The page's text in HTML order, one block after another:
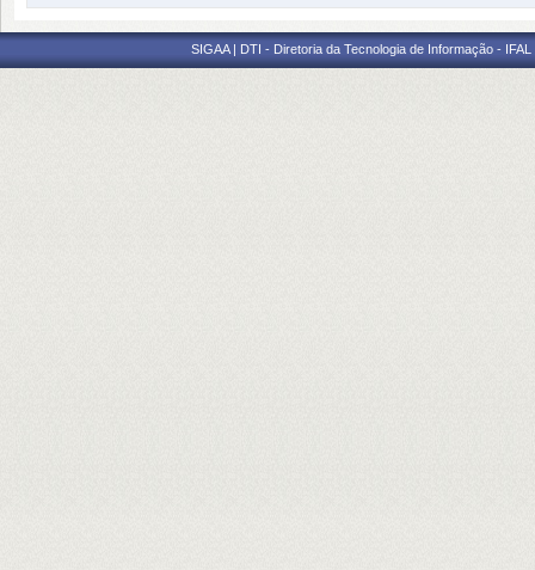
SIGAA | DTI - Diretoria da Tecnologia de Informação -